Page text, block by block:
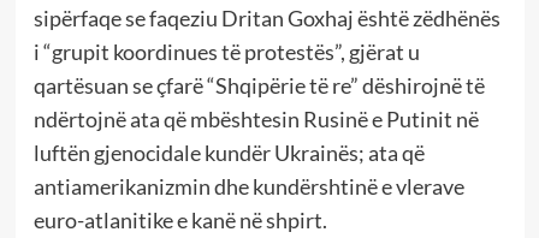
sipërfaqe se faqeziu Dritan Goxhaj është zëdhënës
i “grupit koordinues të protestës”, gjërat u
qartësuan se çfarë “Shqipërie të re” dëshirojnë të
ndërtojnë ata që mbështesin Rusinë e Putinit në
luftën gjenocidale kundër Ukrainës; ata që
antiamerikanizmin dhe kundërshtinë e vlerave
euro-atlanitike e kanë në shpirt.